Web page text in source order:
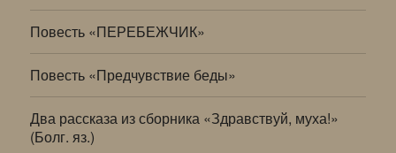
Повесть «ПЕРЕБЕЖЧИК»
Повесть «Предчувствие беды»
Два рассказа из сборника «Здравствуй, муха!»
(Болг. яз.)